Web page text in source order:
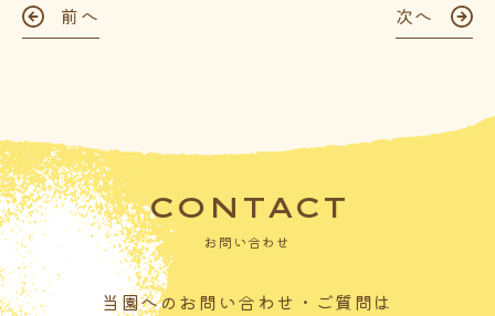
前へ 次へ
CONTACT
お問い合わせ
当園へのお問い合わせ・ご質問は